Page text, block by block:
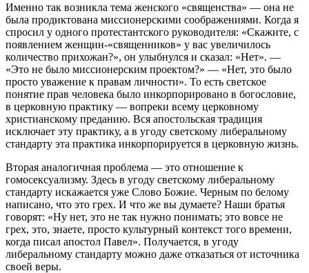
Именно так возникла тема женского «священства» — она не
была продиктована миссионерскими соображениями. Когда я
спросил у одного протестантского руководителя: «Скажите, с
появлением женщин-«священников» у вас увеличилось
количество прихожан?», он улыбнулся и сказал: «Нет». —
«Это не было миссионерским проектом?» — «Нет, это было
просто уважение к правам личности». То есть светское
понятие прав человека было инкорпорировано в богословие,
в церковную практику — вопреки всему церковному
христианскому преданию. Вся апостольская традиция
исключает эту практику, а в угоду светскому либеральному
стандарту эта практика инкорпорируется в церковную жизнь.
Вторая аналогичная проблема — это отношение к
гомосексуализму. Здесь в угоду светскому либеральному
стандарту искажается уже Слово Божие. Черным по белому
написано, что это грех. И что же вы думаете? Наши братья
говорят: «Ну нет, это не так нужно понимать; это вовсе не
грех, это, знаете, просто культурный контекст того времени,
когда писал апостол Павел». Получается, в угоду
либеральному стандарту можно даже отказаться от источника
своей веры.